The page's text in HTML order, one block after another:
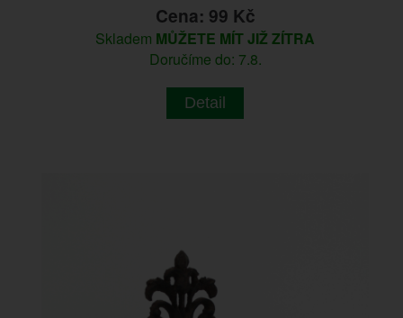
Cena: 99 Kč
Skladem MŮŽETE MÍT JIŽ ZÍTRA
Doručíme do: 7.8.
Detail